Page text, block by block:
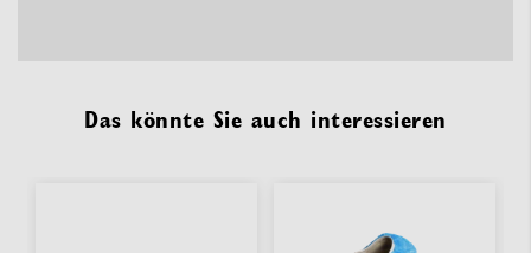
Das könnte Sie auch interessieren